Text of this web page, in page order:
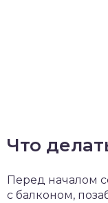
Что
Перед началом
с балконом,